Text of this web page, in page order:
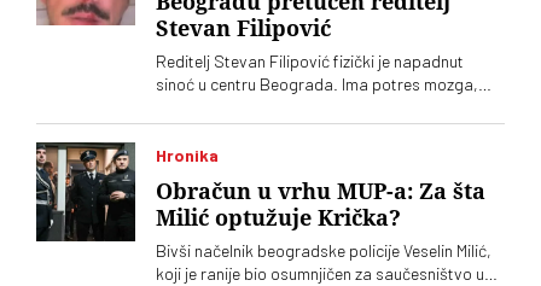
Stevan Filipović
Reditelj Stevan Filipović fizički je napadnut
sinoć u centru Beograda. Ima potres mozga,
Hronika
Obračun u vrhu MUP-a: Za šta
Milić optužuje Krička?
Bivši načelnik beogradske policije Veselin Milić,
koji je ranije bio osumnjičen za saučesništvo u